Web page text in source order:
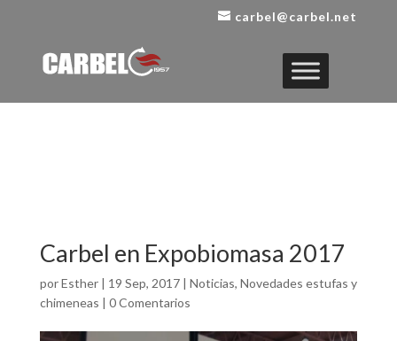
carbel@carbel.net
Carbel en Expobiomasa 2017
porEsther| 19 Sep, 2017| Noticias, Novedades estufas y
chimeneas | 0 Comentarios